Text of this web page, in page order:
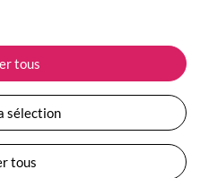
tous
sélection
tous